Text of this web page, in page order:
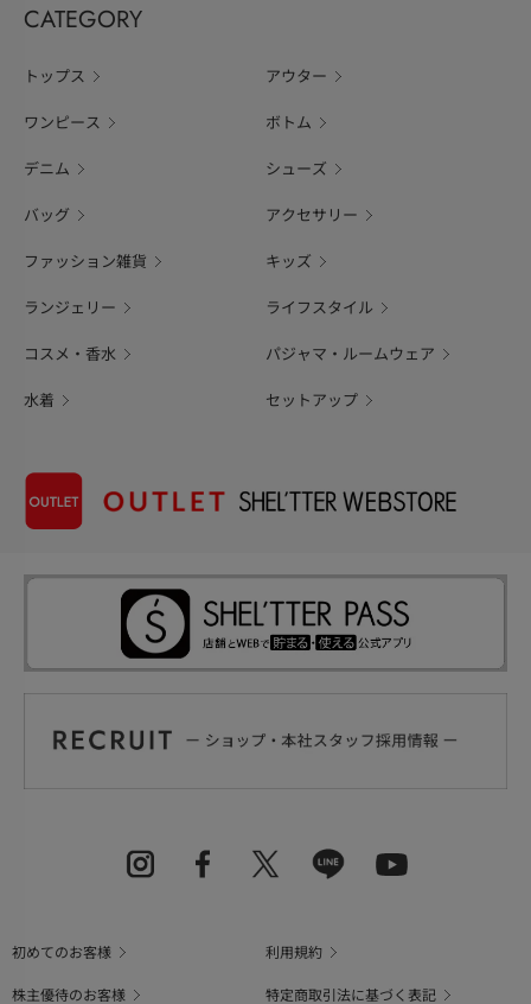
CATEGORY
トップス アウター
ワンピース ボトム
デニム シューズ
バッグ アクセサリー
ファッション雑貨 キッズ
ランジェリー ライフスタイル
コスメ・香水 パジャマ・ルームウェア
水着 セットアップ
初めてのお客様
利用規約
株主優待のお客様
特定商取引法に基づく表記